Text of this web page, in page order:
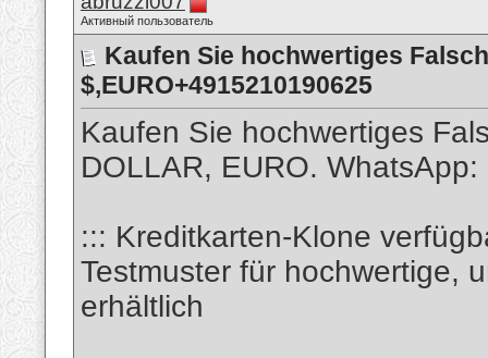
Активный пользователь
Kaufen Sie hochwertiges
$,EURO+4915210190625
Kaufen Sie hochwertiges
DOLLAR, EURO.
::: Kreditkarten-Klone
Testmuster für hochwertige,
erhältlich